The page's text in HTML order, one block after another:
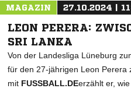
MAGAZIN 27.10.2024 |
LEON PERERA:
SRI LANKA
Von der Landesliga Lüneburg
für den 27-jährigen Leon Perera
mit FUSSBALL.DEerzählt er,